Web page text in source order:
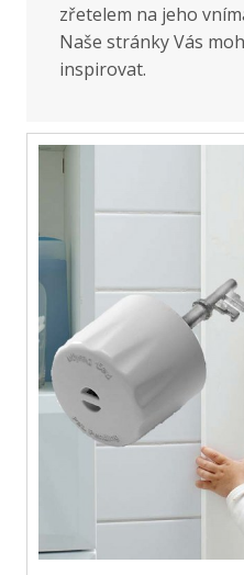
zřetelem na jeho
Naše stránky Vás
inspirovat.